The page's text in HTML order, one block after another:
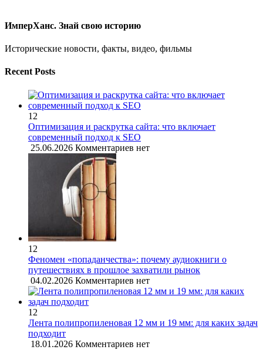
ИмперХанс. Знай свою историю
Исторические новости, факты, видео, фильмы
Recent Posts
12
Оптимизация и раскрутка сайта: что включает
современный подход к SEO
25.06.2026 Комментариев нет
12
Феномен «попаданчества»: почему аудиокниги о
путешествиях в прошлое захватили рынок
04.02.2026 Комментариев нет
12
Лента полипропиленовая 12 мм и 19 мм: для каких задач
подходит
18.01.2026 Комментариев нет